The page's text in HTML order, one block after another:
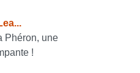
Phéron, une
!